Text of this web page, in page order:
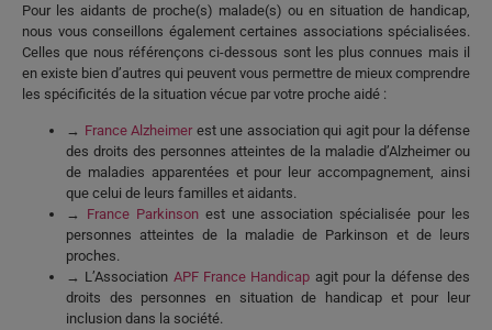
Pour les aidants de proche(s) malade(s) ou en situation de handicap
nous vous conseillons également certaines associations spécialisées.
Celles que nous référençons ci-dessous sont les plus connues mais il
en existe bien d’autres qui peuvent vous permettre de mieux comprendre
les spécificités de la situation vécue par votre proche aidé :
→ France Alzheimer est une association qui agit pour la défense
des droits des personnes atteintes de la maladie d’Alzheimer ou
de maladies apparentées et pour leur accompagnement, ainsi
que celui de leurs familles et aidants.
→ France Parkinsonest une association spécialisée pour les
personnes atteintes de la maladie de Parkinson et de leurs
proches.
→ L’Association APF France Handicap agit pour la défense des
droits des personnes en situation de handicap et pour leur
inclusion dans la société.